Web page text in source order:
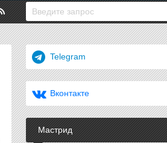
Telegram
Вконтакте
Мастрид